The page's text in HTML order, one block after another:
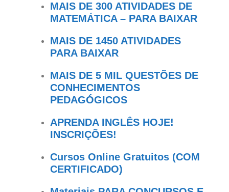
MAIS DE 300 ATIVIDADES DE
MATEMÁTICA – PARA BAIXAR
MAIS DE 1450 ATIVIDADES
PARA BAIXAR
MAIS DE 5 MIL QUESTÕES DE
CONHECIMENTOS
PEDAGÓGICOS
APRENDA INGLÊS HOJE!
INSCRIÇÕES!
Cursos Online Gratuitos (COM
CERTIFICADO)